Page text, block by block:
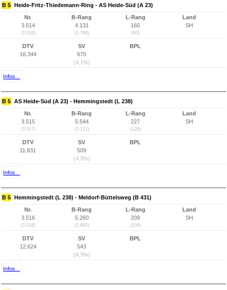
B 5 Heide-Fritz-Thiedemann-Ring - AS Heide-Süd (A 23)
Nr.
3.514
(3.516)
B-Rang
4.131
(1.798)
L-Rang
160
(60)
Land
SH
DTV
16.344
SV
670
(4,1%)
BPL
Infos...
B 5 AS Heide-Süd (A 23) - Hemmingstedt (L 238)
Nr.
3.515
(3.517)
B-Rang
5.544
(3.171)
L-Rang
227
(126)
Land
SH
DTV
11.831
SV
509
(4,3%)
BPL
Infos...
B 5 Hemmingstedt (L 238) - Meldorf-Büttelsweg (B 431)
Nr.
3.516
(3.518)
B-Rang
5.260
(2.892)
L-Rang
209
(108)
Land
SH
DTV
12.624
SV
543
(4,3%)
BPL
Infos...